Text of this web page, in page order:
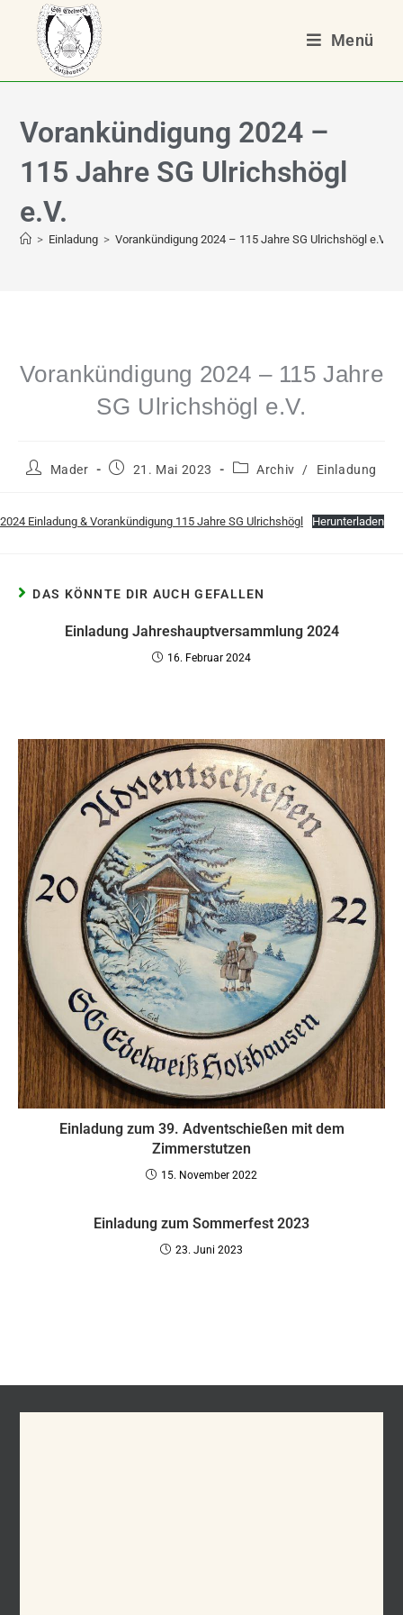
Menü
Vorankündigung 2024 –
115 Jahre SG Ulrichshögl
e.V.
> Einladung > Vorankündigung 2024 – 115 Jahre SG Ulrichshögl e.V.
Vorankündigung 2024 – 115 Jahre
SG Ulrichshögl e.V.
Mader 21. Mai 2023 Archiv / Einladung
2024 Einladung & Vorankündigung 115 Jahre SG Ulrichshögl Herunterladen
DAS KÖNNTE DIR AUCH GEFALLEN
Einladung Jahreshauptversammlung 2024
16. Februar 2024
Einladung zum 39. Adventschießen mit dem
Zimmerstutzen
15. November 2022
Einladung zum Sommerfest 2023
23. Juni 2023